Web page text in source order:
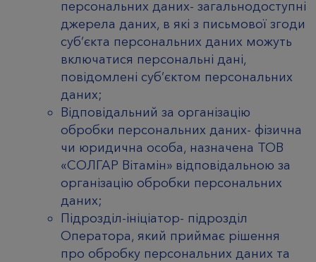
персональних даних- загальнодоступні
джерела даних, в які з письмової згоди
суб’єкта персональних даних можуть
включатися персональні дані,
повідомлені суб’єктом персональних
даних;
Відповідальний за організацію
обробки персональних даних- фізична
чи юридична особа, назначена ТОВ
«СОЛГАР Вітамін» відповідальною за
організацію обробки персональних
даних;
Підрозділ-ініціатор- підрозділ
Оператора, який приймає рішення
про обробку персональних даних та